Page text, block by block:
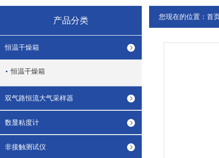
产品分类
恒温干燥箱
恒温干燥箱
双气路恒流大气采样器
数显粘度计
非接触测试仪
您现在的位置： 首